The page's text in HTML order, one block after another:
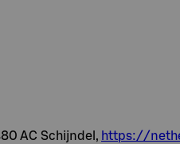
AC Schijndel, https://